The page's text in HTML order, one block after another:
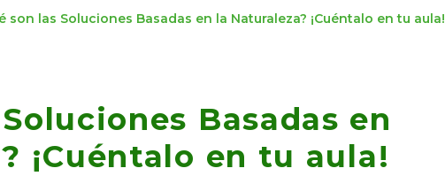
son las Soluciones Basadas en la Naturaleza? ¡Cuéntalo en tu aula!
Basadas en
¡Cuéntalo en tu aula!